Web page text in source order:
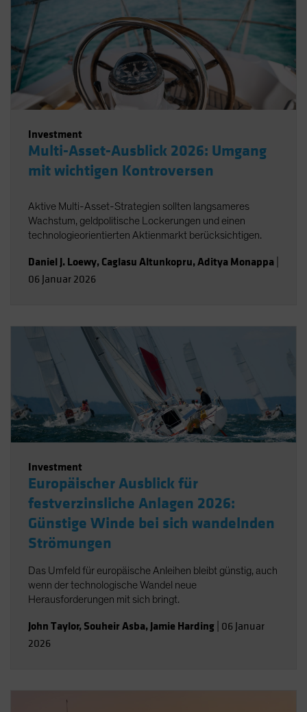
Investment
Multi-Asset-Ausblick 2026: Umgang
mit wichtigen Kontroversen
Aktive Multi-Asset-Strategien sollten langsameres
Wachstum, geldpolitische Lockerungen und einen
technologieorientierten Aktienmarkt berücksichtigen.
Daniel J. Loewy, Caglasu Altunkopru,Aditya Monappa
06 Januar 2026
Investment
Europäischer Ausblick für
festverzinsliche Anlagen 2026:
Günstige Winde bei sich wandelnden
Strömungen
Das Umfeld für europäische Anleihen bleibt günstig, auch
wenn der technologische Wandel neue
Herausforderungen mit sich bringt.
John Taylor, Souheir Asba, Jamie Harding 06 Januar
2026